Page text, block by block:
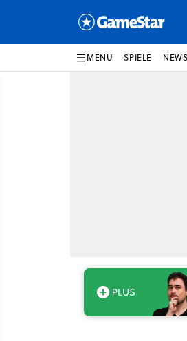
MENU SPIELE NEWS